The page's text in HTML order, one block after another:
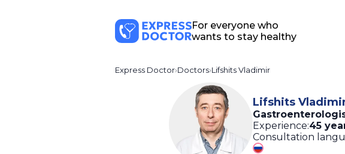
For everyone who
wants to stay healthy
Express Doctor Doctors Lifshits Vladimir
Lifshits
Experience:45
Consultation